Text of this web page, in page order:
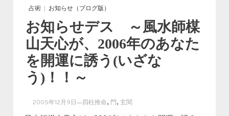
水ゼミナール｜風水
学・四柱推命学・易
学を合わせた立命講
座
占術 お知らせ（ブログ版）
お知らせデス ～風水師楳
山天心が、2006年のあなた
を開運に誘う(いざな
う)！！～
2005年12月9日 四柱推命, 門,玄関